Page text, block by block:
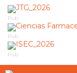
Pub
Pub
Pub